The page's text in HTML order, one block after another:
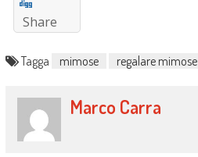
Share
Tagga mimose regalare mimose
Marco Carra